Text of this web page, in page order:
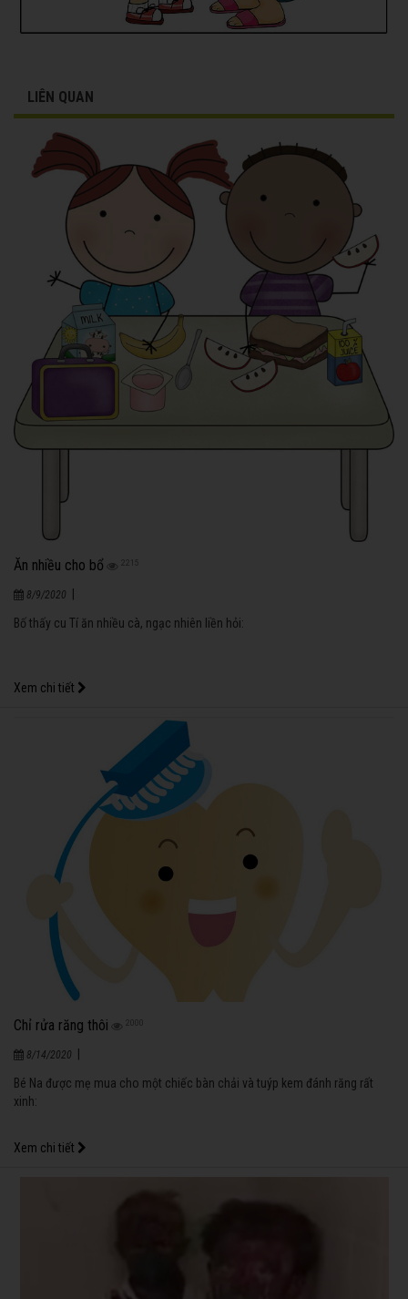
LIÊN QUAN
Ăn nhiều cho bổ
8/9/2020 |
Bố thấy cu Tí ăn nhiều cà, ngạc nhiên liền hỏi:
Xem chi tiết
Chỉ rửa răng thôi
8/14/2020
Bé Na được mẹ mua cho một chiếc bàn chải và tuýp kem đánh răng rất
xinh:
Xem chi tiết